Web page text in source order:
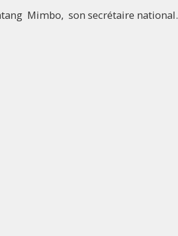
Mimbo, son secrétaire national.